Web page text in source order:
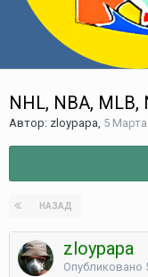
NHL, NBA, MLB,
Автор: zloypapa, 5 Марта
НАЗАД
zloypapa
Опубликовано